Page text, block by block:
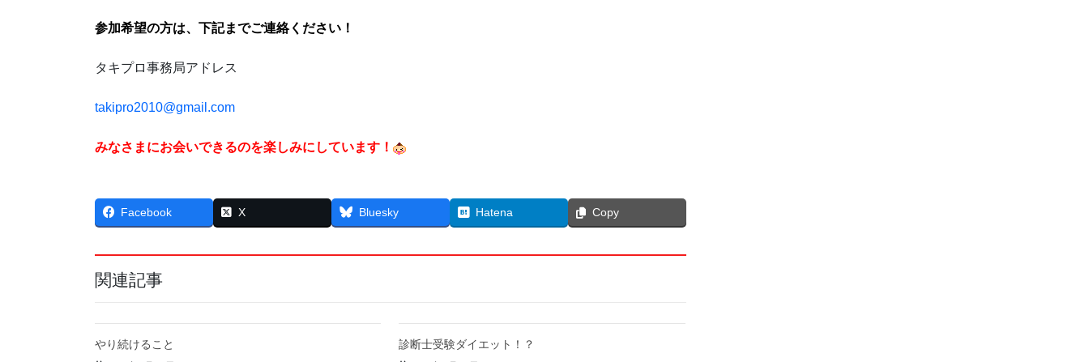
参加希望の方は、下記までご連絡ください！
タキプロ事務局アドレス
takipro2010@gmail.com
みなさまにお会いできるのを楽しみにしています！
Facebook X Bluesky Hatena Copy
関連記事
やり続けること 診断士受験ダイエット！？